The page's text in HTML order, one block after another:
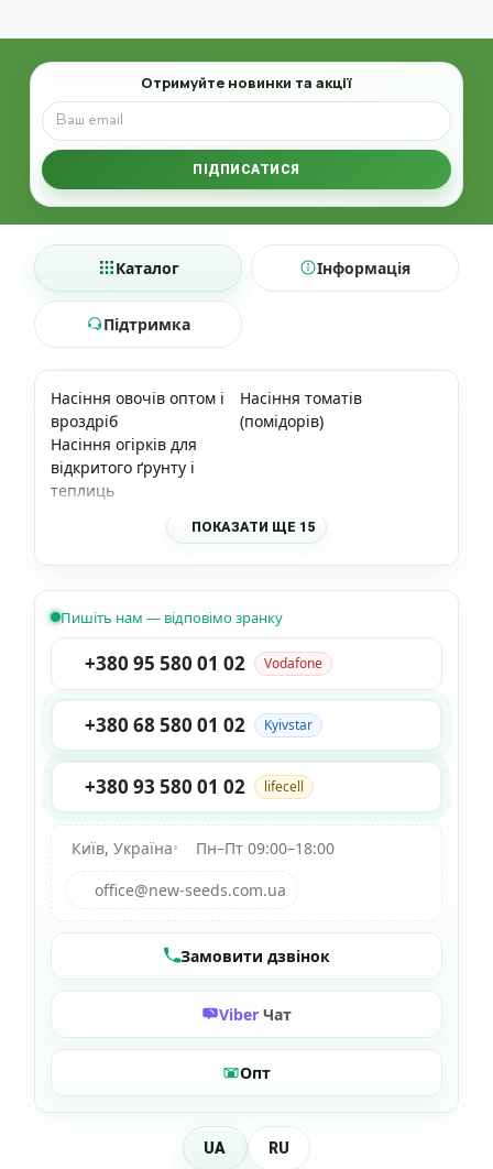
Email
Отримуйте новинки та акції
ПІДПИСАТИСЯ
Каталог Інформація
Підтримка
Насіння овочів оптом і
вроздріб
Насіння томатів
(помідорів)
Насіння огірків для
відкритого ґрунту і
теплиць
ПОКАЗАТИ ЩЕ 15
Пишіть нам — відповімо зранку
+380 95 580 01 02 Vodafone
+380 68 580 01 02 Kyivstar
+380 93 580 01 02 lifecell
Київ, Україна•
Пн–Пт 09:00–18:00
office@new-seeds.com.ua
Замовити дзвінок
Viber Чат
Опт
UA RU